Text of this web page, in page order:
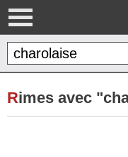
Rimes avec